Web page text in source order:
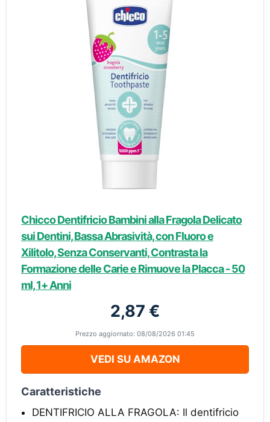
Chicco Dentifricio Bambini alla Fragola Delicato
sui Dentini, Bassa Abrasività, con Fluoro e
Xilitolo, Senza Conservanti, Contrasta la
Formazione delle Carie e Rimuove la Placca - 50
ml, 1+ Anni
2,87 €
Prezzo aggiornato: 08/08/2026 01:45
VEDI SU AMAZON
Caratteristiche
DENTIFRICIO ALLA FRAGOLA: Il dentifricio